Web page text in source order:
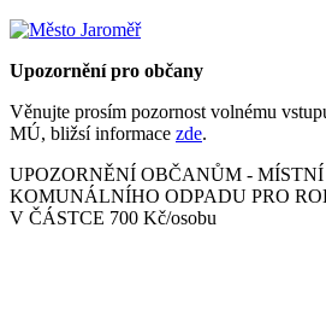
Upozornění pro občany
Věnujte prosím pozornost volnému
MÚ, bližsí informace zde.
UPOZORNĚNÍ OBČANŮM -
KOMUNÁLNÍHO ODPADU PRO
V ČÁSTCE 700 Kč/osobu